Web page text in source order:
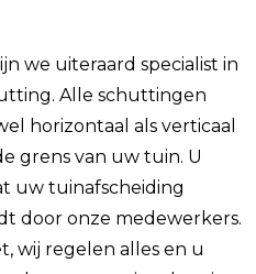
we uiteraard specialist in
Alle schuttingen
horizontaal als verticaal
grens van uw tuin. U
uw tuinafscheiding
door onze medewerkers.
wij regelen alles en u